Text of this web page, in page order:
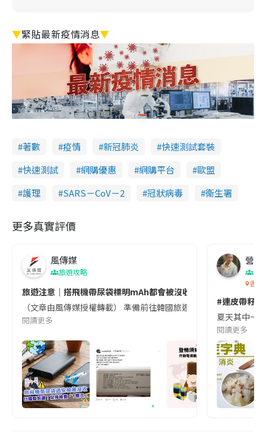
▼緊貼最新疫情消息▼
著數 疫情 新冠肺炎
快速測試套裝
快速測試
網購優惠 網購平台
歐盟
護理
SARS－CoV－2 冠狀病毒 衞生署
更多真實評價
風傳媒
旅遊攻略
旅遊注意｜搭飛機帶尿袋標明mAh都會被沒收😱出發前切記檢查
（文章由風傳媒授權轉載） 準備前往韓國旅遊的民眾，近期要
閱讀更多
營養
香港
#連皮帶籽
夏天其中一
閱讀更多